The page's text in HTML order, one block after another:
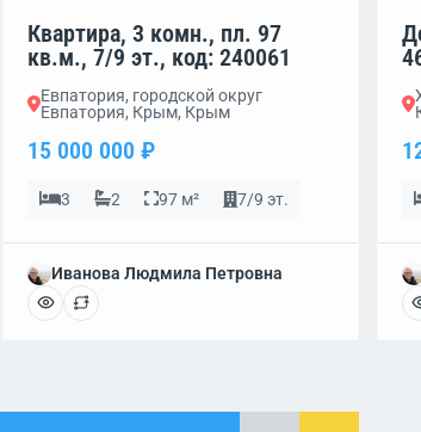
Квартира, 3 комн., пл. 97
кв.м., 7/9 эт., код: 240061
Евпатория, городской округ
Евпатория, Крым, Крым
15 000 000 ₽
3 2 97 м² 7/9 эт.
Иванова Людмила Петровна